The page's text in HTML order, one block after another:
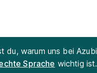
du, warum uns bei
Sprache wichtig ist.